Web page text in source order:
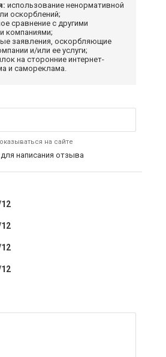
использование ненормативной
оскорблений;
сравнение с другими
компаниями;
заявления, оскорбляющие
и/или ее услуги;
на сторонние интернет-
и самореклама.
на сайте
для написания отзыва